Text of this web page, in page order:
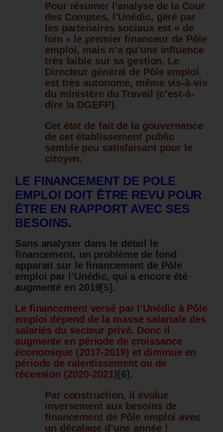
Pour résumer l’analyse de la Cour
des Comptes, l’Unédic, géré par
les partenaires sociaux est « de
loin » le premier financeur de Pôle
emploi, mais n’a qu’une influence
très faible sur sa gestion. Le
Directeur général de Pôle emploi
est très autonome, même vis-à-vis
du ministère du Travail (c’est-à-
dire la DGEFP).
Cet état de fait de la gouvernance
de cet établissement public
semble peu satisfaisant pour le
citoyen.
LE FINANCEMENT DE POLE
EMPLOI DOIT ÊTRE REVU POUR
ÊTRE EN RAPPORT AVEC SES
BESOINS.
Sans analyser dans le détail le
financement, un problème de fond
apparait sur le financement de Pôle
emploi par l’Unédic, qui a encore été
augmenté en 2019[5] .
Le financement versé par l’Unédic à Pôle
emploi dépend de la masse salariale des
salariés du secteur privé. Donc il
augmente en période de croissance
économique (2017-2019) et diminue en
période de ralentissement ou de
récession (2020-2021) [6] .
Par construction, il évolue
inversement aux besoins de
financement de Pôle emploi avec
un décalage d’une année !